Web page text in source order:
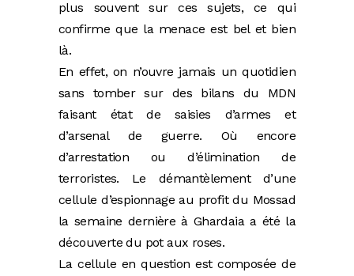
plus souvent sur ces sujets, ce qui
confirme que la menace est bel et bien
là.
En effet, on n’ouvre jamais un quotidien
sans tomber sur des bilans du MDN
faisant état de saisies d’armes et
d’arsenal de guerre. Où encore
d’arrestation ou d’élimination de
terroristes. Le démantèlement d’une
cellule d’espionnage au profit du Mossad
la semaine dernière à Ghardaia a été la
découverte du pot aux roses.
La cellule en question est composée de